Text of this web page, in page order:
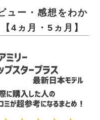
ュー・感想をわか
4ヵ月・5ヵ月】